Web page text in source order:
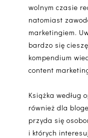
wolnym czasie
natomiast
marketingiem.
bardzo się
kompendium
content
Książka według
również dla
przyda się
i których